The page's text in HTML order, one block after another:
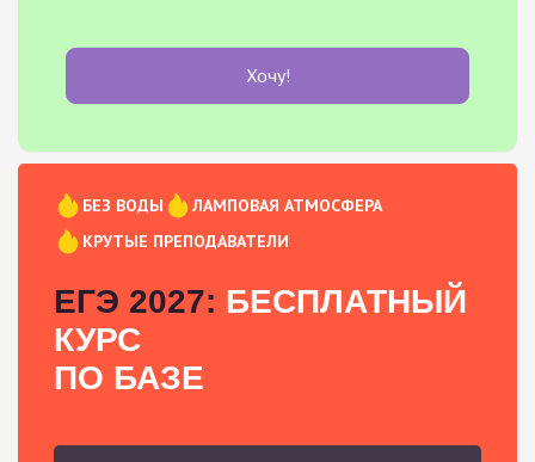
Хочу!
БЕЗ ВОДЫ
ЛАМПОВАЯ АТМОСФЕРА
КРУТЫЕ ПРЕПОДАВАТЕЛИ
ЕГЭ 2027: БЕСПЛАТНЫЙ
КУРС
ПО БАЗЕ